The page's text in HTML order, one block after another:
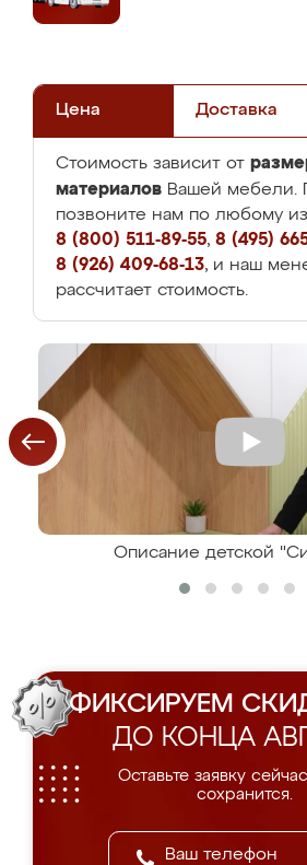
Цена Доставка
Стоимость зависит от
материалов Вашей мебели.
позвоните нам по любому
8 (800) 511-89-55, 8 (495)
8 (926) 409-68-13, и наш
рассчитает стоимость.
Описание детской
ФИКСИРУЕМ
ДО КОНЦА
Оставьте заявку
сохранится.